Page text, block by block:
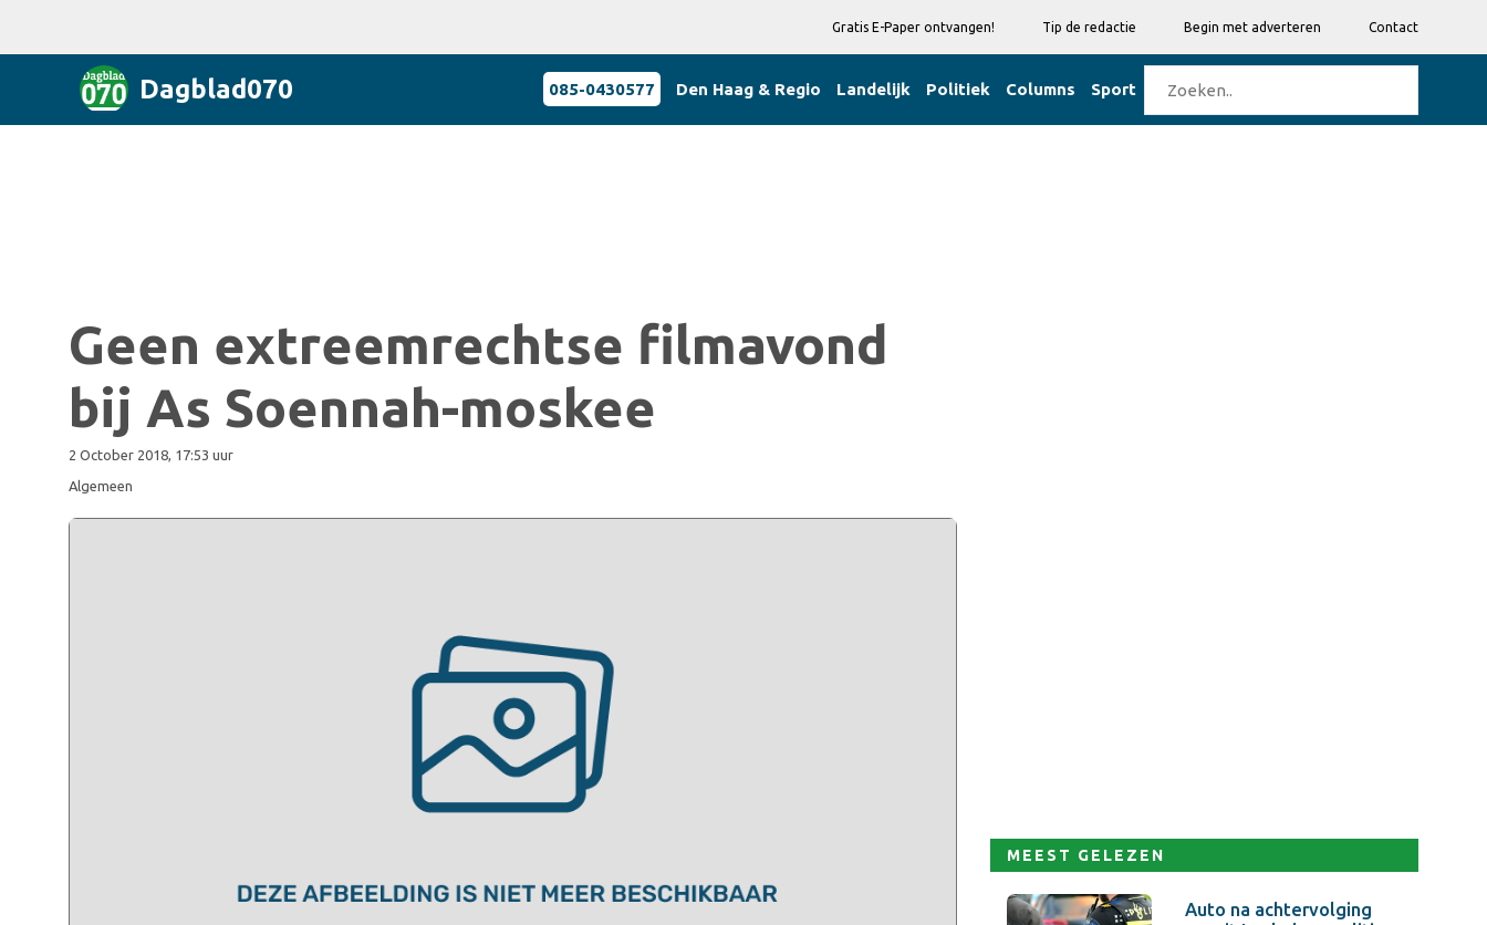
Gratis E-Paper ontvangen! Tip de redactie Begin met adverteren Contact
Dagblad070 085-0430577 Den Haag & Regio Landelijk Politiek Columns Sport
Geen extreemrechtse filmavond
bij As Soennah-moskee
2 October 2018, 17:53 uur
Algemeen
MEEST GELEZEN
Auto na achtervolging